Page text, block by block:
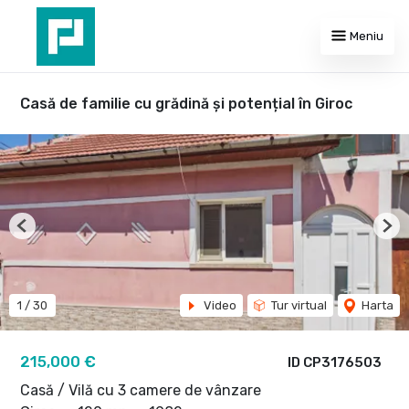
Meniu
Casă de familie cu grădină și potențial în Giroc
ID CP3176503
215,000 €
Casă / Vilă cu 3 camere de vânzare
1 / 30 Video Tur virtual Harta
Previous